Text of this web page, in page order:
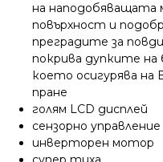
на наподобяващата
повърхност и
преградите за
покрива дупките на
което осигурява
пране
голям LCD дисплей
сензорно управление
инверторен мотор